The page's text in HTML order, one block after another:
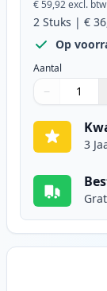
€ 59,92excl. btw
2 Stuks | €
Op
Aantal
Gebruik de
− 1
3